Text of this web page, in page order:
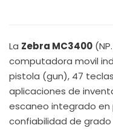
La Zebra MC3400
computadora movil
pistola (gun), 47
aplicaciones de
escaneo integrado en
confiabilidad de grado